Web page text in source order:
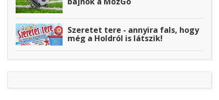
Szeretet tere - annyira fals, hogy
még a Holdról is látszik!